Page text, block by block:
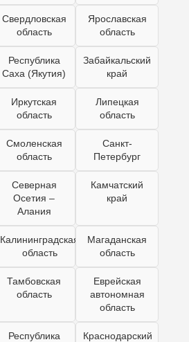
Свердловская
область
Ярославская
область
Республика
Саха (Якутия)
Забайкальский
край
Иркутская
область
Липецкая
область
Смоленская
область
Санкт-
Петербург
Северная
Осетия –
Алания
Камчатский
край
Калининградская
область
Магаданская
область
Тамбовская
область
Еврейская
автономная
область
Республика
Краснодарский